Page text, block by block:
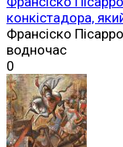
Історія
Друзи в Сирії:
сучасній
Сирія є країною,
друзька
0